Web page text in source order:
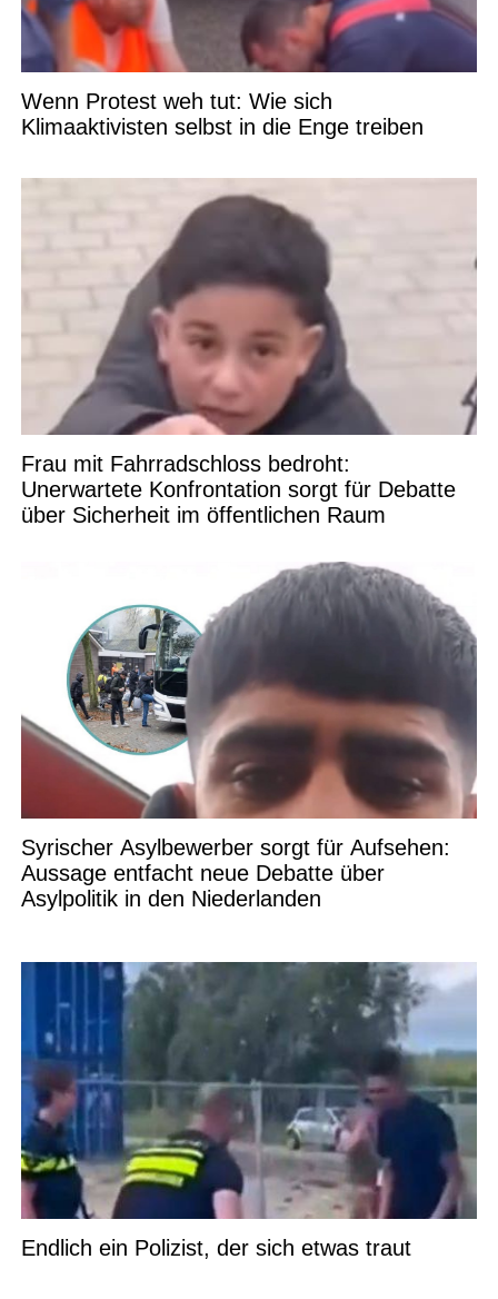
Wenn Protest weh tut: Wie sich
Klimaaktivisten selbst in die Enge treiben
Frau mit Fahrradschloss bedroht:
Unerwartete Konfrontation sorgt für Debatte
über Sicherheit im öffentlichen Raum
Syrischer Asylbewerber sorgt für Aufsehen:
Aussage entfacht neue Debatte über
Asylpolitik in den Niederlanden
Endlich ein Polizist, der sich etwas traut